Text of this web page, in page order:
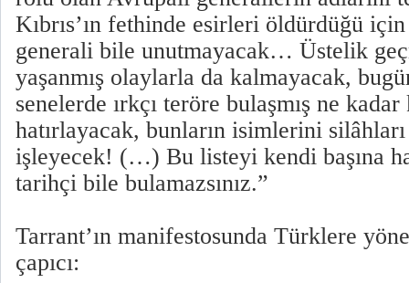
Kıbrıs’ın fethinde esirleri öldürdüğü
generali bile unutmayacak… Üstelik
yaşanmış olaylarla da kalmayacak,
senelerde ırkçı teröre bulaşmış ne
hatırlayacak, bunların isimlerini
işleyecek! (…) Bu listeyi kendi başına
tarihçi bile bulamazsınız.”
Tarrant’ın manifestosunda Türklere
çapıcı: